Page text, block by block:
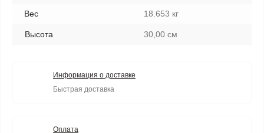
Вес 18.653 кг
Высота 30,00 см
Информация о доставке
Быстрая доставка
Оплата